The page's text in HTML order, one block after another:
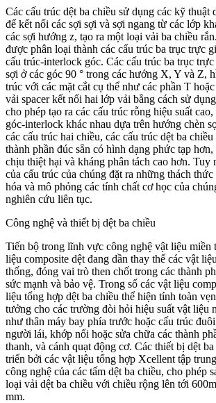
Các cấu trúc dệt ba chiều sử dụng các kỹ thuật
để kết nối các sợi sợi và sợi ngang từ các lớp
các sợi hướng z, tạo ra một loại vải ba chiều
được phân loại thành các cấu trúc ba trục trực
cấu trúc-interlock góc. Các cấu trúc ba trục
sợi ở các góc 90 ° trong các hướng X, Y và Z,
trúc với các mặt cắt cụ thể như các phần T
vải spacer kết nối hai lớp vải bằng cách sử
cho phép tạo ra các cấu trúc rỗng hiệu suất
góc-interlock khác nhau dựa trên hướng chèn
các cấu trúc hai chiều, các cấu trúc dệt ba
thành phần đúc sẵn có hình dạng phức tạp
chịu thiệt hại và kháng phân tách cao hơn. Tuy
của cấu trúc của chúng đặt ra những thách
hóa và mô phỏng các tính chất cơ học của
nghiên cứu liên tục.
Công nghệ và thiết bị dệt ba chiều
Tiến bộ trong lĩnh vực công nghệ vật liệu miền
liệu composite dệt đang dần thay thế các vật
thống, đóng vai trò then chốt trong các thành
sức mạnh và bảo vệ. Trong số các vật liệu
liệu tổng hợp dệt ba chiều thể hiện tính toàn
tưởng cho các trường đòi hỏi hiệu suất vật liệu
như thân máy bay phía trước hoặc cấu trúc
người lái, khớp nối hoặc sửa chữa các thành
thanh, và cánh quạt động cơ. Các thiết bị dệt
triển bởi các vật liệu tổng hợp Xcellent tập
công nghệ của các tấm dệt ba chiều, cho phép
loại vải dệt ba chiều với chiều rộng lên tới
mm.